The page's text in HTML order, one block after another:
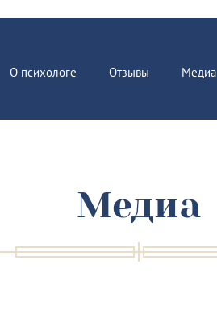
О психологе Отзывы Медиа
Медиа